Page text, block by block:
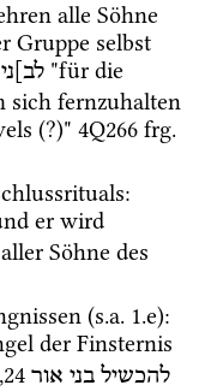
alle Söhne
לב]ני "für die
sich fernzuhalten
(?)" 4Q266 frg.
er wird
Söhne des
(s.a. 1.e):
der Finsternis
,24 להכשיל בני אור